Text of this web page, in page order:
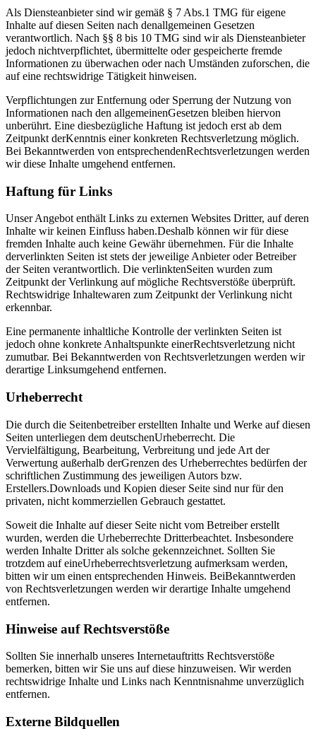
Als Diensteanbieter sind wir gemäß § 7 Abs.1 TMG für eigene
Inhalte auf diesen Seiten nach denallgemeinen Gesetzen
verantwortlich. Nach §§ 8 bis 10 TMG sind wir als Diensteanbieter
jedoch nichtverpflichtet, übermittelte oder gespeicherte fremde
Informationen zu überwachen oder nach Umständen zuforschen, die
auf eine rechtswidrige Tätigkeit hinweisen.
Verpflichtungen zur Entfernung oder Sperrung der Nutzung von
Informationen nach den allgemeinenGesetzen bleiben hiervon
unberührt. Eine diesbezügliche Haftung ist jedoch erst ab dem
Zeitpunkt derKenntnis einer konkreten Rechtsverletzung möglich.
Bei Bekanntwerden von entsprechendenRechtsverletzungen werden
wir diese Inhalte umgehend entfernen.
Haftung für Links
Unser Angebot enthält Links zu externen Websites Dritter, auf deren
Inhalte wir keinen Einfluss haben.Deshalb können wir für diese
fremden Inhalte auch keine Gewähr übernehmen. Für die Inhalte
derverlinkten Seiten ist stets der jeweilige Anbieter oder Betreiber
der Seiten verantwortlich. Die verlinktenSeiten wurden zum
Zeitpunkt der Verlinkung auf mögliche Rechtsverstöße überprüft.
Rechtswidrige Inhaltewaren zum Zeitpunkt der Verlinkung nicht
erkennbar.
Eine permanente inhaltliche Kontrolle der verlinkten Seiten ist
jedoch ohne konkrete Anhaltspunkte einerRechtsverletzung nicht
zumutbar. Bei Bekanntwerden von Rechtsverletzungen werden wir
derartige Linksumgehend entfernen.
Urheberrecht
Die durch die Seitenbetreiber erstellten Inhalte und Werke auf diesen
Seiten unterliegen dem deutschenUrheberrecht. Die
Vervielfältigung, Bearbeitung, Verbreitung und jede Art der
Verwertung außerhalb derGrenzen des Urheberrechtes bedürfen der
schriftlichen Zustimmung des jeweiligen Autors bzw.
Erstellers.Downloads und Kopien dieser Seite sind nur für den
privaten, nicht kommerziellen Gebrauch gestattet.
Soweit die Inhalte auf dieser Seite nicht vom Betreiber erstellt
wurden, werden die Urheberrechte Dritterbeachtet. Insbesondere
werden Inhalte Dritter als solche gekennzeichnet. Sollten Sie
trotzdem auf eineUrheberrechtsverletzung aufmerksam werden,
bitten wir um einen entsprechenden Hinweis. BeiBekanntwerden
von Rechtsverletzungen werden wir derartige Inhalte umgehend
entfernen.
Hinweise auf Rechtsverstöße
Sollten Sie innerhalb unseres Internetauftritts Rechtsverstöße
bemerken, bitten wir Sie uns auf diese hinzuweisen. Wir werden
rechtswidrige Inhalte und Links nach Kenntnisnahme unverzüglich
entfernen.
Externe Bildquellen